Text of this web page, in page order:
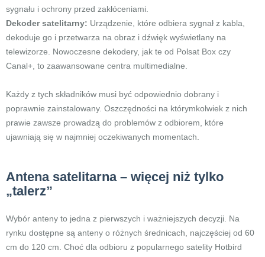
sygnału i ochrony przed zakłóceniami.
Dekoder satelitarny: Urządzenie, które odbiera sygnał z kabla,
dekoduje go i przetwarza na obraz i dźwięk wyświetlany na
telewizorze. Nowoczesne dekodery, jak te od Polsat Box czy
Canal+, to zaawansowane centra multimedialne.
Każdy z tych składników musi być odpowiednio dobrany i
poprawnie zainstalowany. Oszczędności na którymkolwiek z nich
prawie zawsze prowadzą do problemów z odbiorem, które
ujawniają się w najmniej oczekiwanych momentach.
Antena satelitarna – więcej niż tylko
„talerz”
Wybór anteny to jedna z pierwszych i ważniejszych decyzji. Na
rynku dostępne są anteny o różnych średnicach, najczęściej od 60
cm do 120 cm. Choć dla odbioru z popularnego satelity Hotbird